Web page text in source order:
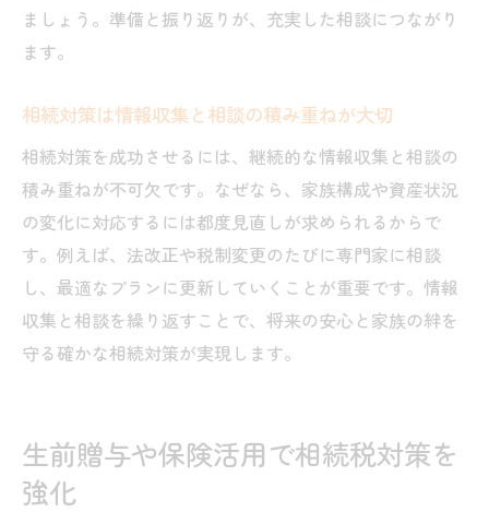
ましょう。準備と振り返りが、充実した相談につながり
ます。
相続対策は情報収集と相談の積み重ねが大切
相続対策を成功させるには、継続的な情報収集と相談の
積み重ねが不可欠です。なぜなら、家族構成や資産状況
の変化に対応するには都度見直しが求められるからで
す。例えば、法改正や税制変更のたびに専門家に相談
し、最適なプランに更新していくことが重要です。情報
収集と相談を繰り返すことで、将来の安心と家族の絆を
守る確かな相続対策が実現します。
生前贈与や保険活用で相続税対策を
強化